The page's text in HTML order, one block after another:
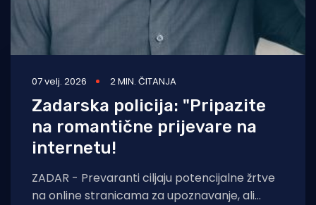
07 velj. 2026 2 MIN. ČITANJA
Zadarska policija: "Pripazite
na romantične prijevare na
internetu!
ZADAR - Prevaranti ciljaju potencijalne žrtve
na online stranicama za upoznavanje, ali